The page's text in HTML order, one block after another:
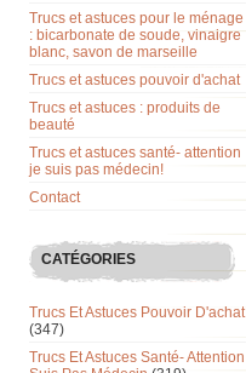
Trucs et astuces pour le ménage
: bicarbonate de soude, vinaigre
blanc, savon de marseille
Trucs et astuces pouvoir d'achat
Trucs et astuces : produits de
beauté
Trucs et astuces santé- attention
je suis pas médecin!
Contact
CATÉGORIES
Trucs Et Astuces Pouvoir D'achat
(347)
Trucs Et Astuces Santé- Attention